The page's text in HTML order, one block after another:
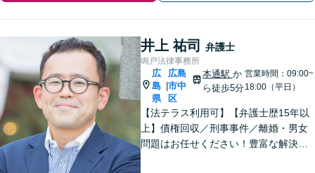
井上 祐司 弁護士
鳴戸法律事務所
広
島
県
広島
市中
区
本通駅 か
ら徒歩5分
営業時間：09:00~
18:00（平日）
【法テラス利用可】【弁護士歴15年以
上】債権回収／刑事事件／離婚・男女
問題はお任せください！豊富な解決実